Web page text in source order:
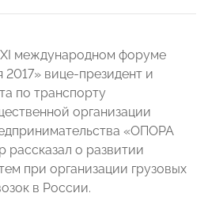
международном форуме
2017» вице-президент и
по транспорту
организации
«ОПОРА
о развитии
при организации грузовых
в России.